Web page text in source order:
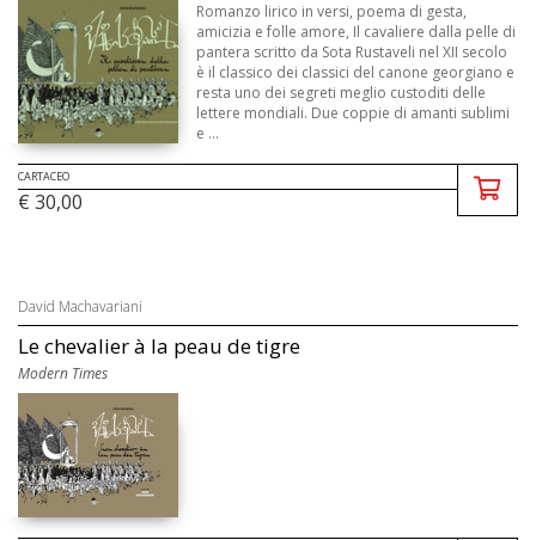
Romanzo lirico in versi, poema di gesta,
amicizia e folle amore, Il cavaliere dalla pelle di
pantera scritto da Sota Rustaveli nel XII secolo
è il classico dei classici del canone georgiano e
resta uno dei segreti meglio custoditi delle
lettere mondiali. Due coppie di amanti sublimi
e ...
CARTACEO
€ 30,00
David Machavariani
Le chevalier à la peau de tigre
Modern Times